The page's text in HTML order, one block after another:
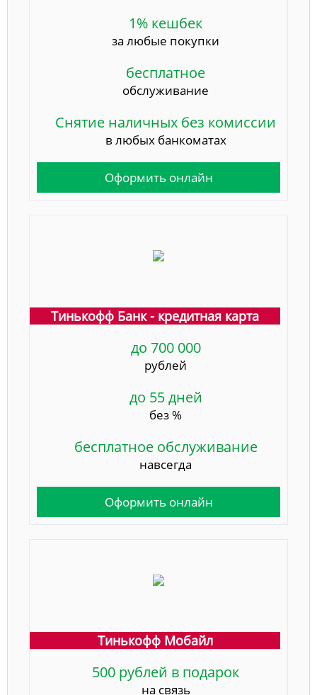
1% кешбек
за любые покупки
бесплатное
обслуживание
Снятие наличных без комиссии
в любых банкоматах
Оформить онлайн
Тинькофф Банк - кредитная карта
до 700 000
рублей
до 55 дней
без %
бесплатное обслуживание
навсегда
Оформить онлайн
Тинькофф Мобайл
500 рублей в подарок
на связь